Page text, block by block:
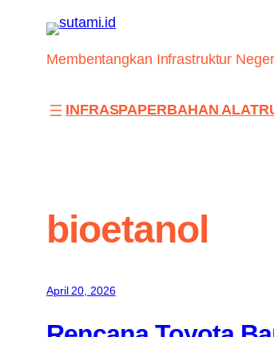
contentMembentangkan Infrastruktur
INFRASPAPERBAHAN ALAT
bioetanol
April 20, 2026